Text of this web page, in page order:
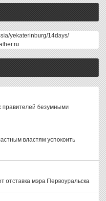
yekaterinburg/14days/
правителей безумными
властям успокоить
отставка мэра Первоуральска